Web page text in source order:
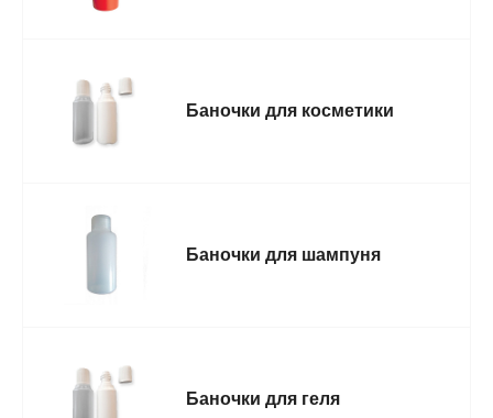
Баночки для косметики
Баночки для шампуня
Баночки для геля